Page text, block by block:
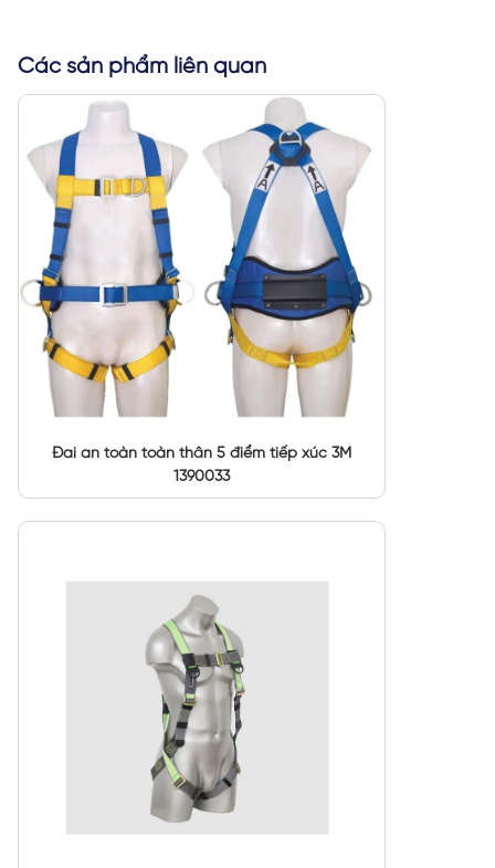
Các sản phẩm liên quan
Đai an toàn toàn thân 5 điểm tiếp xúc 3M
1390033